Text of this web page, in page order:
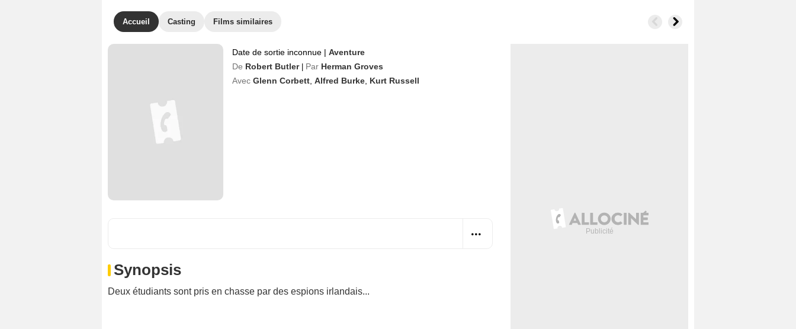
Accueil Casting Films similaires
Date de sortie inconnue | Aventure
De Robert Butler Par Herman Groves
Avec Glenn Corbett Alfred Burke Kurt Russell
Synopsis
Deux étudiants sont pris en chasse par des espions irlandais...